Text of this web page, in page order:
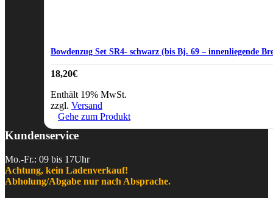
Bowdenzug Set SR4- schwarz (bis Bj. 69 – innenliegende
18,20€
Enthält 19% MwSt.
zzgl. Versand
Gehe zum Produkt
Kundenservice
Mo.-Fr.: 09 bis 17Uhr
Achtung, kein Ladenverkauf!
Abholung/Abgabe nur nach Absprache.